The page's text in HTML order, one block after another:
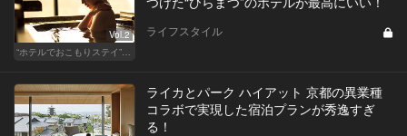
Vol.2
“ホテルでおこもりステイ”が大人デートに最高の選択だ
ライフスタイル
ライカとパーク ハイアット 京都の異業種
コラボで実現した宿泊プランが秀逸すぎ
る！